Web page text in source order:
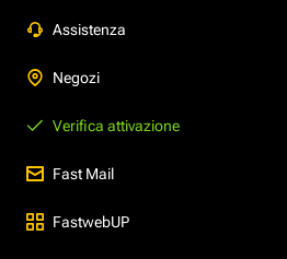
Assistenza
Negozi
Verifica attivazione
Fast Mail
FastwebUP